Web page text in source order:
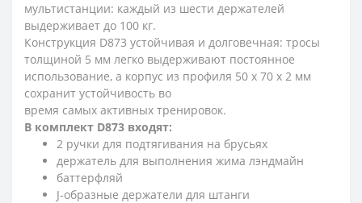
мультистанции: каждый из шести держателей
выдерживает до 100 кг.
Конструкция D873 устойчивая и долговечная: тросы
толщиной 5 мм легко выдерживают постоянное
использование, а корпус из профиля 50 х 70 х 2 мм
сохранит устойчивость во
время самых активных тренировок.
В комплект D873 входят:
2 ручки для подтягивания на брусьях
держатель для выполнения жима лэндмайн
баттерфляй
J-образные держатели для штанги